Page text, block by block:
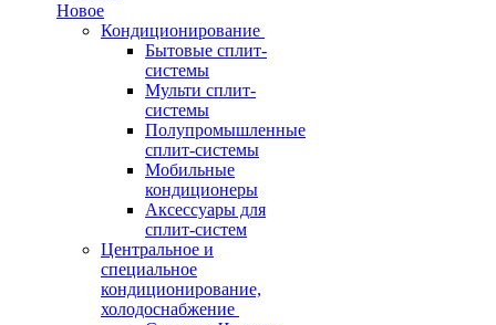
Новое
Кондиционирование
Бытовые сплит-
системы
Мульти сплит-
системы
Полупромышленные
сплит-системы
Мобильные
кондиционеры
Аксессуары для
сплит-систем
Центральное и
специальное
кондиционирование,
холодоснабжение